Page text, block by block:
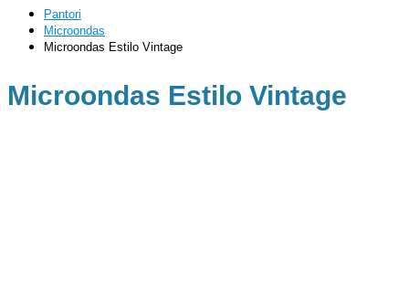
Pantori
Microondas
Microondas Estilo Vintage
Microondas Estilo Vintage